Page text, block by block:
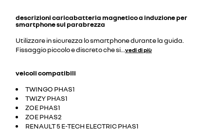
descrizionicaricabatteria magnetico a induzione per
smartphone sul parabrezza
Utilizzare in sicurezza lo smartphone durante la guida.
Fissaggio piccolo e discreto che si vedi di più
veicoli compatibili
TWINGO PHAS1
TWIZY PHAS1
ZOE PHAS1
ZOE PHAS2
RENAULT 5 E-TECH ELECTRIC PHAS1